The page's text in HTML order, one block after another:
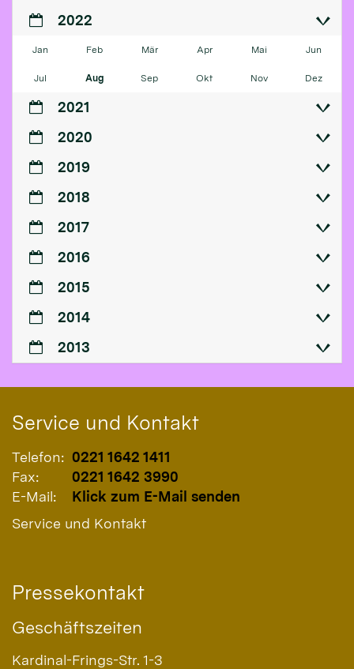
2022
Jan Feb Mär Apr Mai Jun
Jul Aug Sep Okt Nov Dez
2021
2020
2019
2018
2017
2016
2015
2014
2013
Service und Kontakt
Telefon: 0221 1642 1411
Fax:
0221 1642 3990
E-Mail:
Klick zum E-Mail senden
Service und Kontakt
Pressekontakt
Geschäftszeiten
Kardinal-Frings-Str. 1-3